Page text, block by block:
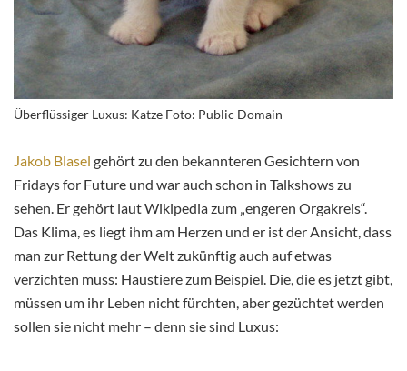
Überflüssiger Luxus: Katze Foto: Public Domain
Jakob Blasel gehört zu den bekannteren Gesichtern von
Fridays for Future und war auch schon in Talkshows zu
sehen. Er gehört laut Wikipedia zum „engeren Orgakreis“.
Das Klima, es liegt ihm am Herzen und er ist der Ansicht, dass
man zur Rettung der Welt zukünftig auch auf etwas
verzichten muss: Haustiere zum Beispiel. Die, die es jetzt gibt,
müssen um ihr Leben nichtfürchten, aber gezüchtet werden
sollen sie nicht mehr – denn sie sind Luxus: